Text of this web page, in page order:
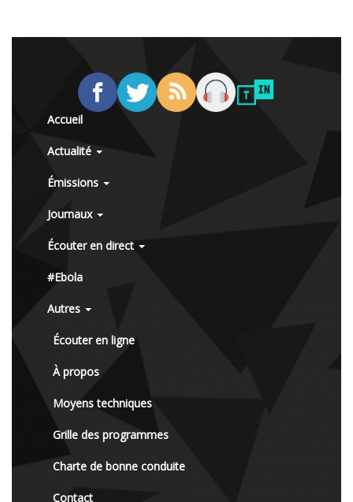
Accueil
Actualité
Émissions
Journaux
Écouter en direct
#Ebola
Autres
Écouter en ligne
À propos
Moyens techniques
Grille des programmes
Charte de bonne conduite
Contact